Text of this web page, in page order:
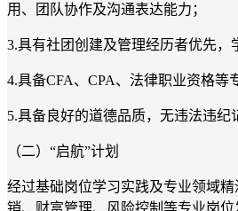
用、团队协作及沟通表达能力；
3.具有社团创建及管理经历者优先，
4.具备CFA、CPA、法律职业资格等
5.具备良好的道德品质，无违法违纪
（二）“启航”计划
经过基础岗位学习实践及专业领域
销、财富管理、风险控制等专业岗